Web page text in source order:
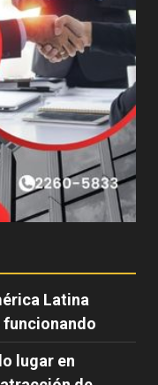
Latina
funcionando
lugar en